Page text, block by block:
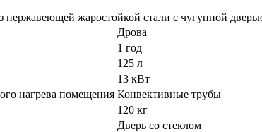
нержавеющей жаростойкой стали с чугунной
Дрова
1 год
125 л
13 кВт
нагрева помещения Конвективные трубы
120 кг
Дверь со стеклом